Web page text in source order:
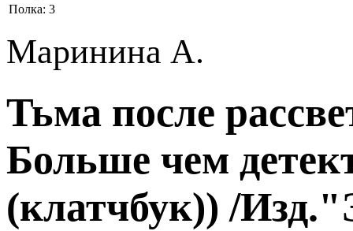
Полка: 3
Маринина А.
Тьма после
Больше чем
(клатчбук)) /